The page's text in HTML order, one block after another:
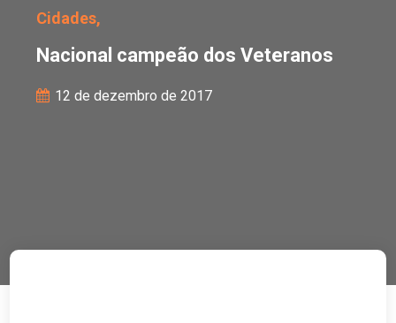
Cidades,
Nacional campeão dos Veteranos
12 de dezembro de 2017